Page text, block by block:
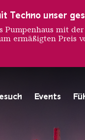
Events
in Rot
Techno unser
Pumpenhaus mit
ermäßigten Preis